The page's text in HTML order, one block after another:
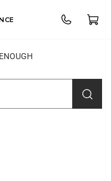
ENOUGH